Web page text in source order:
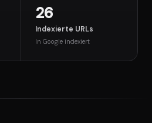
26
Indexierte URLs
In Google indexiert